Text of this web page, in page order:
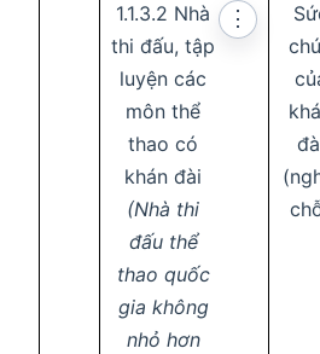
1.1.3.2 Nhà
thi đấu, tập
luyện các
môn thể
thao có
khán đài
(Nhà thi
đấu thể
thao quốc
gia không
nhỏ hơn
⋮